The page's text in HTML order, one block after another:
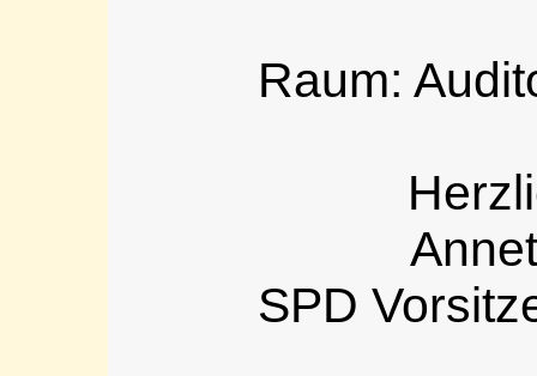
Raum:
SPD